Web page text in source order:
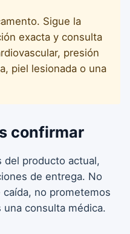
Sigue la
exacta y consulta
presión
piel lesionada o una
confirmar
del producto actual,
de entrega. No
no prometemos
consulta médica.